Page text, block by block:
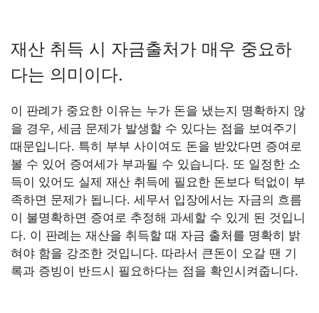
재산 취득 시 자금출처가 매우 중요하
다는 의미이다.
이 판례가 중요한 이유는 누가 돈을 냈는지 명확하지 않
을 경우, 세금 문제가 발생할 수 있다는 점을 보여주기
때문입니다. 특히 부부 사이여도 돈을 받았다면 증여로
볼 수 있어 증여세가 부과될 수 있습니다. 또 일정한 소
득이 있어도 실제 재산 취득에 필요한 돈보다 턱없이 부
족하면 문제가 됩니다. 세무서 입장에서는 자금의 흐름
이 불명확하면 증여로 추정해 과세할 수 있게 된 것입니
다. 이 판례는 재산을 취득할 때 자금 출처를 명확히 밝
혀야 함을 강조한 것입니다. 따라서 큰돈이 오갈 땐 기
록과 증빙이 반드시 필요하다는 점을 확인시켜줍니다.